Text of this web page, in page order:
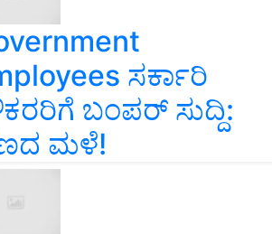
ಸರ್ಕಾರಿ
ಬಂಪರ್‌ ಸುದ್ದಿ:
ಮಳೆ!